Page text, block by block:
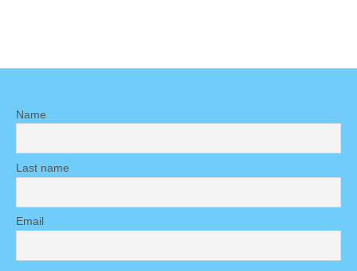
Name
Last name
Email